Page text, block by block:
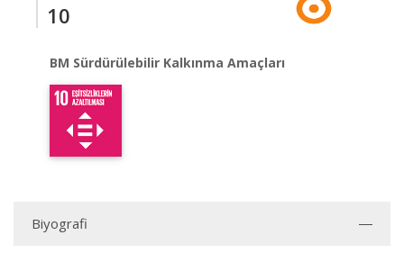
10
BM Sürdürülebilir Kalkınma Amaçları
Biyografi